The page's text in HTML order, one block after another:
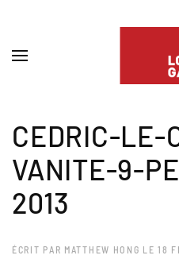
CEDRIC-LE-
VANITE-9-
2013
ÉCRIT PAR MATTHEW HONG LE18